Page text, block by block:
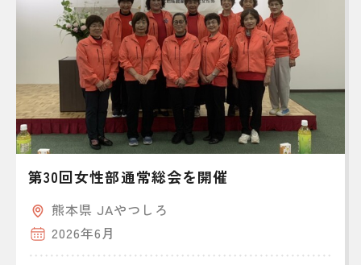
第30回女性部通常総会を開催
熊本県 JAやつしろ
2026年6月